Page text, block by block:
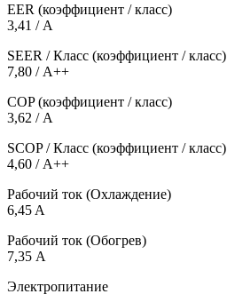
EER (коэффициент / класс)
3,41 / А
SEER / Класс (коэффициент / класс)
7,80 / А++
COP (коэффициент / класс)
3,62 / А
SCOP / Класс (коэффициент / класс)
4,60 / А++
Рабочий ток (Охлаждение)
6,45 A
Рабочий ток (Обогрев)
7,35 А
Электропитание